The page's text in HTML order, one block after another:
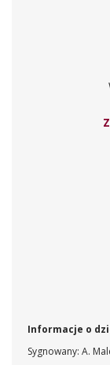
Informacje o
Sygnowany: A.